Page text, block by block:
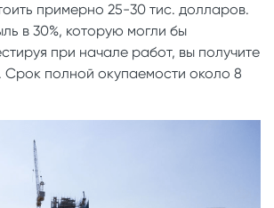
примерно 25-30 тис. долларов.
в 30%, которую могли бы
при начале работ, вы получите
Срок полной окупаемости около 8